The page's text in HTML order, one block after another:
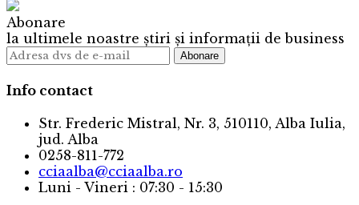
Abonare
la ultimele noastre știri și informații de business
Info contact
Str. Frederic Mistral, Nr. 3, 510110, Alba Iulia,
jud. Alba
0258-811-772
cciaalba@cciaalba.ro
Luni - Vineri : 07:30 - 15:30